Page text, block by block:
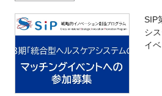
SIP
シ
イ